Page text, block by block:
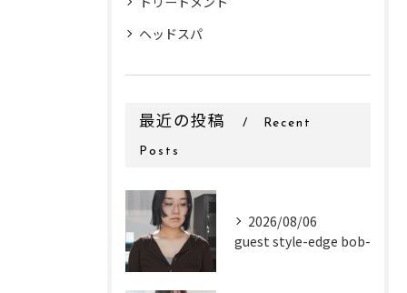
ヘッドスパ
最近の投稿 Recent
Posts
2026/08/06
guest style-edge bob-